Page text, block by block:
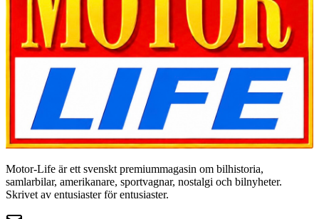
Motor-Life är ett svenskt premiummagasin om bilhistoria,
samlarbilar, amerikanare, sportvagnar, nostalgi och bilnyheter.
Skrivet av entusiaster för entusiaster.